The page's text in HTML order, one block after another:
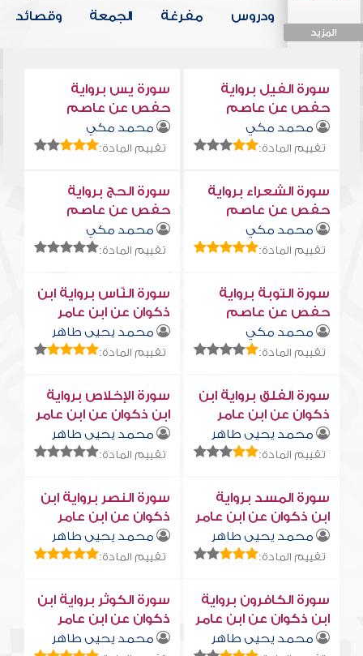
المزيد
ودروس
مفرغة
الجمعة
وقصائد
سورة الفيل برواية
حفص عن عاصم
محمد مكي
تقييم المادة:
سورة يس برواية
حفص عن عاصم
محمد مكي
تقييم المادة:
سورة الشعراء برواية
حفص عن عاصم
محمد مكي
تقييم المادة:
سورة الحج برواية
حفص عن عاصم
محمد مكي
تقييم المادة:
سورة التوبة برواية
حفص عن عاصم
محمد مكي
تقييم المادة:
سورة النّاس برواية ابن
ذكوان عن ابن عامر
محمد يحيى طاهر
تقييم المادة:
سورة الفلق برواية ابن
ذكوان عن ابن عامر
محمد يحيى طاهر
تقييم المادة:
سورة الإخلاص برواية
ابن ذكوان عن ابن عامر
محمد يحيى طاهر
تقييم المادة:
سورة المسد برواية
ابن ذكوان عن ابن عامر
محمد يحيى طاهر
تقييم المادة:
سورة النصر برواية ابن
ذكوان عن ابن عامر
محمد يحيى طاهر
تقييم المادة:
سورة الكافرون برواية
ابن ذكوان عن ابن عامر
محمد يحيى طاهر
سورة الكوثر برواية ابن
ذكوان عن ابن عامر
محمد يحيى طاهر